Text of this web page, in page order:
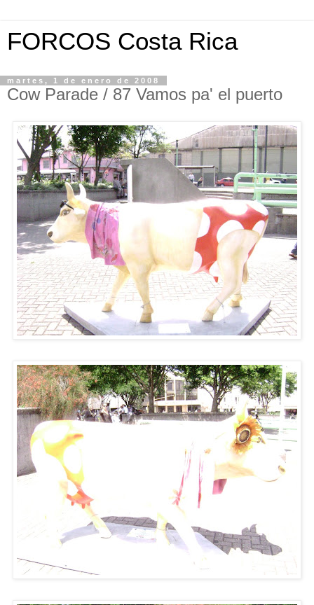
FORCOS Costa Rica
martes, 1 de enero de 2008
Cow Parade / 87 Vamos pa' el puerto